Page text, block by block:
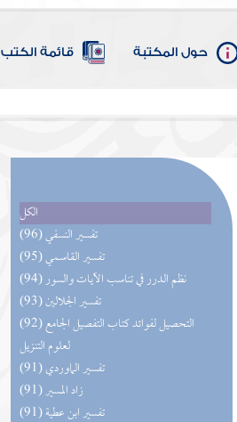
حول المكتبة قائمة الكتب
الكل
(96) تفسير النسفي
(95) تفسير القاسمي
(94) نظم الدرر في تناسب الآيات والسور
(93) تفسير الجلالين
(92) التحصيل لفوائد كتاب التفصيل الجامع
لعلوم التنزيل
(91) تفسير الماوردي
(91) زاد المسير
(91) تفسير ابن عطية